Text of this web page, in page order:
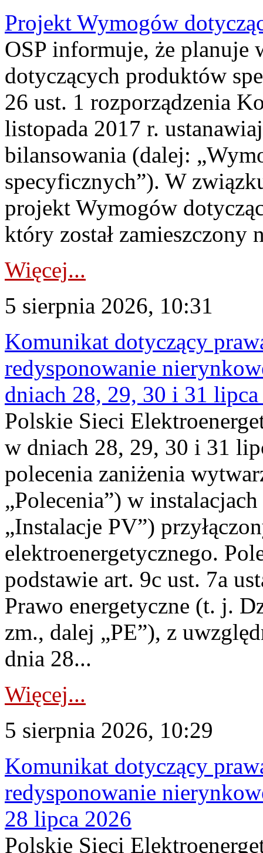
Projekt Wymogów
OSP informuje, że planuje
dotyczących produktów
26 ust. 1 rozporządzenia
listopada 2017 r.
bilansowania (dalej:
specyficznych”). W
projekt Wymogów
który został zamieszczony
Więcej...
5 sierpnia 2026, 10:31
Komunikat dotyczący
redysponowanie
dniach 28, 29, 30 i 31
Polskie Sieci
w dniach 28, 29, 30 i 31
polecenia zaniżenia
„Polecenia”) w
„Instalacje PV”)
elektroenergetycznego.
podstawie art. 9c ust. 7a
Prawo energetyczne (t. j.
zm., dalej „PE”), z
dnia 28...
Więcej...
5 sierpnia 2026, 10:29
Komunikat dotyczący
redysponowanie
28 lipca 2026
Polskie Sieci